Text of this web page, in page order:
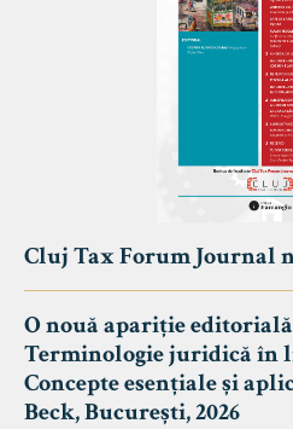
Cluj Tax Forum Journal
O nouă apariție
Terminologie juridică în
Concepte esențiale și
Beck, București, 2026